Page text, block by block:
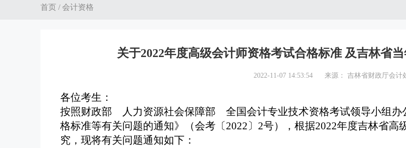
首页 /会计资格
关于2022年度高级会计师资格考试合格标准 及吉林省
2022-11-07 14:53:54 来源： 吉林省财政厅会计
各位考生：
按照财政部
人力资源社会保障部 全国会计专业技术资格考试领导小组办
格标准等有关问题的通知》
（会考〔2022〕 2号） ， 根据2022年度吉林省高
究，现将有关问题通知如下：